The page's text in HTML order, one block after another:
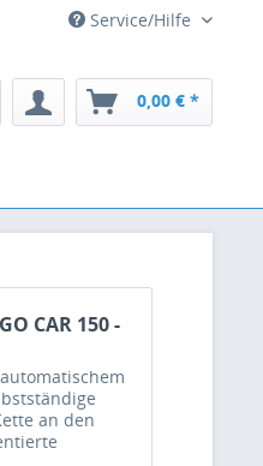
Service/Hilfe
0,00 € *
CAR 150 -
an den